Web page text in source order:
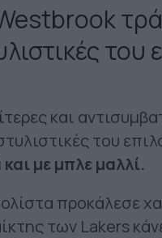
του
και
του
με μπλε μαλλί.
προκάλεσε
των Lakers